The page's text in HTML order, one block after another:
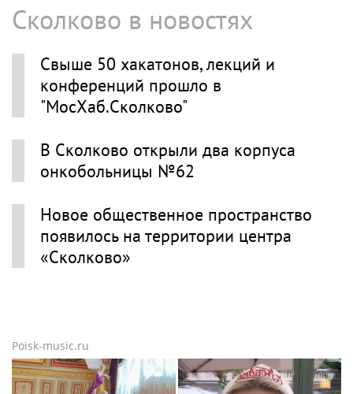
Сколково в новостях
Свыше 50 хакатонов, лекций и
конференций прошло в
"МосХаб.Сколково"
В Сколково открыли два корпуса
онкобольницы №62
Новое общественное пространство
появилось на территории центра
«Сколково»
Poisk-music.ru